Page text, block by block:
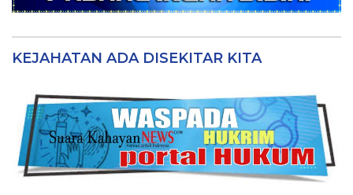
KEJAHATAN ADA DISEKITAR KITA